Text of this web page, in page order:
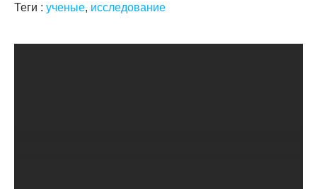
Теги : ученые, исследование